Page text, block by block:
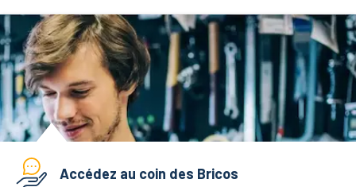
Accédez au coin des Bricos